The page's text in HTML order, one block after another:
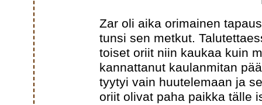
Zar oli aika orimainen
tunsi sen metkut.
toiset oriit niin kaukaa kuin
kannattanut kaulanmitan
tyytyi vain huutelemaan ja
oriit olivat paha paikka tälle